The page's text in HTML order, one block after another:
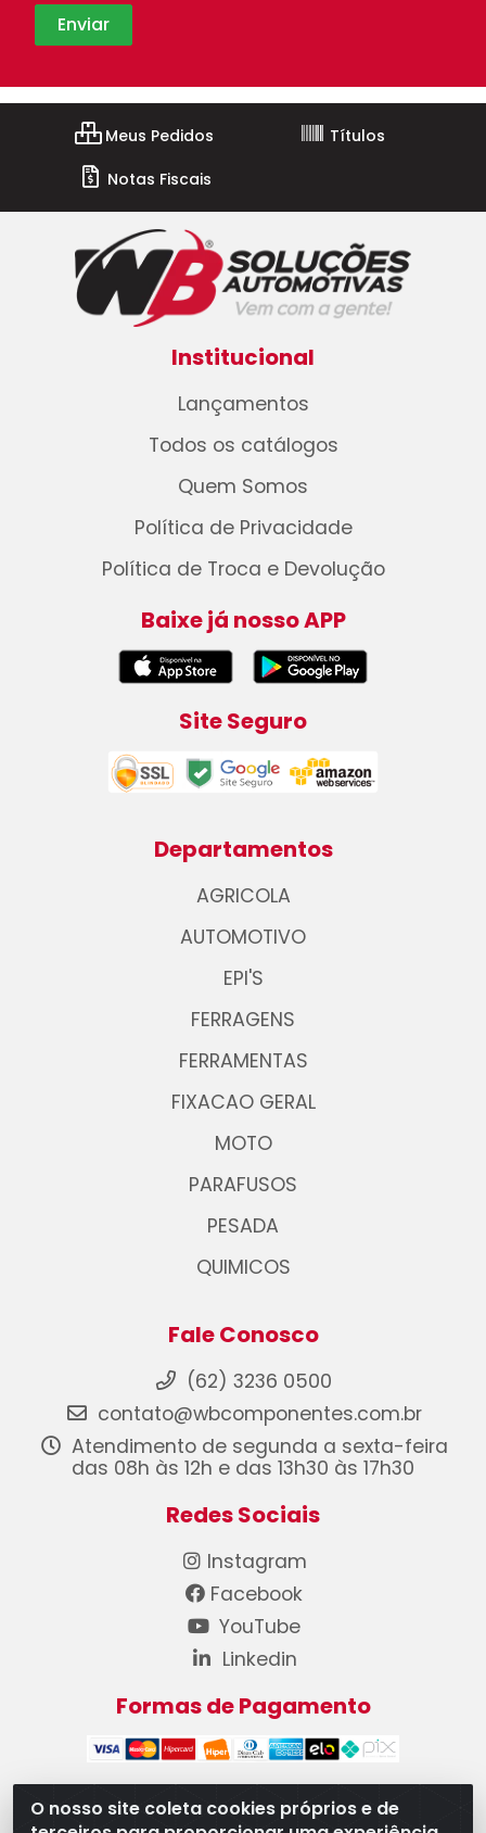
O nosso site coleta cookies próprios e de
Meus Pedidos
Títulos
Notas Fiscais
Institucional
Lançamentos
Todos os catálogos
Quem Somos
Política de Privacidade
Política de Troca e Devolução
Baixe já nosso APP
Site Seguro
Departamentos
AGRICOLA
AUTOMOTIVO
EPI'S
FERRAGENS
FERRAMENTAS
FIXACAO GERAL
MOTO
PARAFUSOS
PESADA
QUIMICOS
Fale Conosco
(62) 3236 0500
contato@wbcomponentes.com.br
Atendimento de segunda a sexta-feira
das 08h às 12h e das 13h30 às 17h30
Redes Sociais
Instagram
Facebook
YouTube
Linkedin
Formas de Pagamento